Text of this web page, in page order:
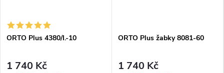
ORTO Plus 4380/I.-10
1 740 Kč
ORTO Plus žabky 8081-60
1 740 Kč